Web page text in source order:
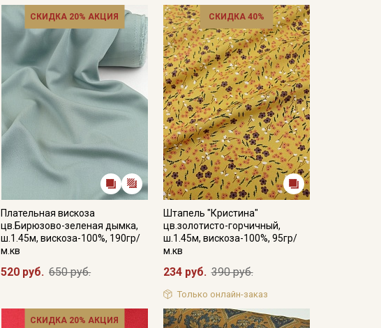
СКИДКА 20% АКЦИЯ
Плательная вискоза
цв.Бирюзово-зеленая дымка,
ш.1.45м, вискоза-100%, 190гр/
м.кв
520 руб. 650 руб.
СКИДКА 40%
Штапель "Кристина"
цв.золотисто-горчичный,
ш.1.45м, вискоза-100%, 95гр/
м.кв
234 руб. 390 руб.
Только онлайн-заказ
СКИДКА 20% АКЦИЯ